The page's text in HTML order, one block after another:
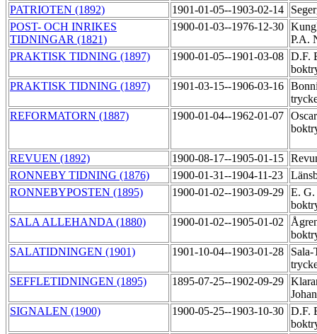
PATRIOTEN (1892)
1901-01-05--1903-02-14
POST- OCH INRIKES
TIDNINGAR (1821)
1900-01-03--1976-12-30
P.A.
PRAKTISK TIDNING (1897)
1900-01-05--1901-03-08 D.F.
PRAKTISK TIDNING (1897)
1901-03-15--1906-03-16
REFORMATORN (1887)
1900-01-04--1962-01-07
REVUEN (1892) 1900-08-17--1905-01-15
RONNEBY TIDNING (1876)
1900-01-31--1904-11-23
RONNEBYPOSTEN (1895)
1900-01-02--1903-09-29 E. G.
SALA ALLEHANDA (1880)
1900-01-02--1905-01-02
SALATIDNINGEN (1901)
1901-10-04--1903-01-28
Sala-
SEFFLETIDNINGEN (1895)
1895-07-25--1902-09-29
SIGNALEN (1900)
1900-05-25--1903-10-30 D.F.